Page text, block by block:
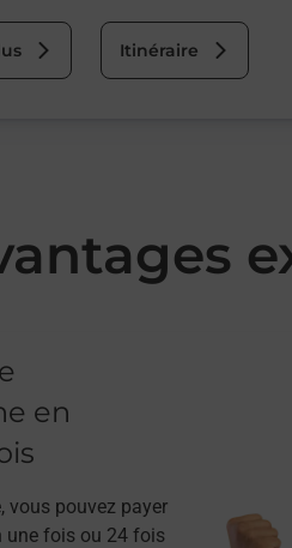
Itinéraire
en
vous pouvez payer
une fois ou 24 fois